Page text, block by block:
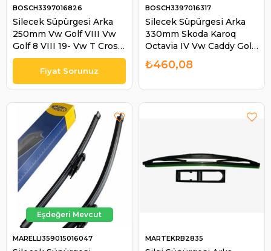
Silecek Süpürgesi Arka
250mm Vw Golf VIII Vw
Golf 8 VIII 19- Vw T Cross
23- Uzun Pimli | BOSCH
3397016826
BOSCH3397016826
Silecek Süpürgesi Arka
330mm Skoda Karoq
Octavia IV Vw Caddy Golf
T-roc | BOSCH
3397016317
BOSCH3397016317
₺460,08
MARELLI359015016047 MARTEKRB2835